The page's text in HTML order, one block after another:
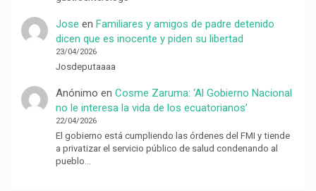
Jose en Familiares y amigos de padre detenido
dicen que es inocente y piden su libertad
23/04/2026
Josdeputaaaa
Anónimo en Cosme Zaruma: ‘Al Gobierno Nacional
no le interesa la vida de los ecuatorianos’
22/04/2026
El gobierno está cumpliendo las órdenes del FMI y tiende
a privatizar el servicio público de salud condenando al
pueblo…